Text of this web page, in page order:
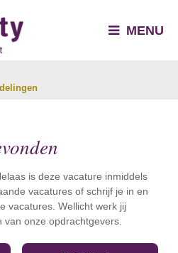
MENU
is deze vacature inmiddels
vacatures of schrijf je in en
vacatures. Wellicht werk jij
onze opdrachtgevers.